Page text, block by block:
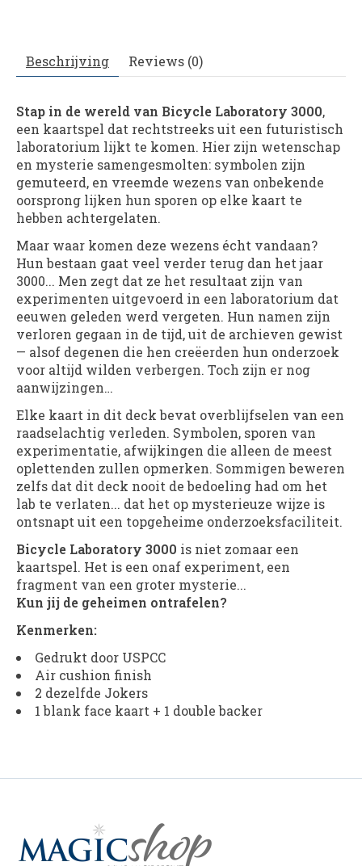
Beschrijving Reviews (0)
Stap in de wereld van Bicycle Laboratory 3000,
een kaartspel dat rechtstreeks uit een futuristisch
laboratorium lijkt te komen. Hier zijn wetenschap
en mysterie samengesmolten: symbolen zijn
gemuteerd, en vreemde wezens van onbekende
oorsprong lijken hun sporen op elke kaart te
hebben achtergelaten.
Maar waar komen deze wezens écht vandaan?
Hun bestaan gaat veel verder terug dan het jaar
3000... Men zegt dat ze het resultaat zijn van
experimenten uitgevoerd in een laboratorium dat
eeuwen geleden werd vergeten. Hun namen zijn
verloren gegaan in de tijd, uit de archieven gewist
— alsof degenen die hen creëerden hun onderzoek
voor altijd wilden verbergen. Toch zijn er nog
aanwijzingen…
Elke kaart in dit deck bevat overblijfselen van een
raadselachtig verleden. Symbolen, sporen van
experimentatie, afwijkingen die alleen de meest
oplettenden zullen opmerken. Sommigen beweren
zelfs dat dit deck nooit de bedoeling had om het
lab te verlaten... dat het op mysterieuze wijze is
ontsnapt uit een topgeheime onderzoeksfaciliteit.
Bicycle Laboratory 3000 is niet zomaar een
kaartspel. Het is een onaf experiment, een
fragment van een groter mysterie...
Kun jij de geheimen ontrafelen?
Kenmerken:
Gedrukt door USPCC
Air cushion finish
2 dezelfde Jokers
1 blank face kaart + 1 double backer